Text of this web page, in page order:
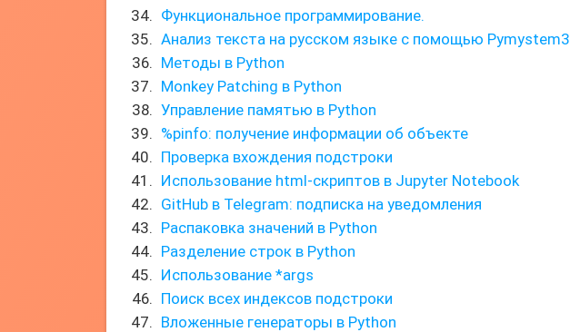
Функциональное программирование.
Анализ текста на русском языке с помощью Pymystem3
Методы в Python
Monkey Patching в Python
Управление памятью в Python
%pinfo: получение информации об объекте
Проверка вхождения подстроки
Использование html-скриптов в Jupyter Notebook
GitHub в Telegram: подписка на уведомления
Распаковка значений в Python
Разделение строк в Python
Использование *args
Поиск всех индексов подстроки
Вложенные генераторы в Python